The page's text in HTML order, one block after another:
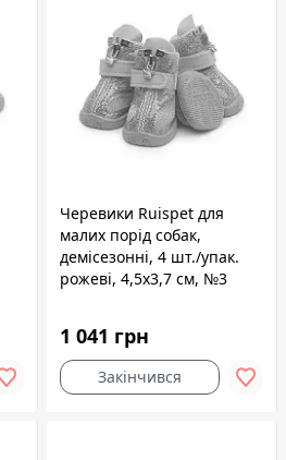
Черевики Ruispet для
малих порід собак,
демісезонні, 4 шт./упак.
рожеві, 4,5x3,7 см, №3
1 041 грн
Закінчився